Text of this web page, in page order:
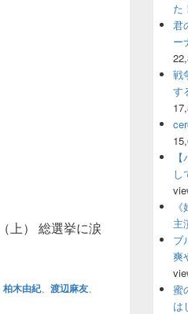
上） 総選挙に涙
挙（中）
柏木由紀、 渡辺麻友
た
君
ー
戦
す
し
主
ブ
爽
蜜
は